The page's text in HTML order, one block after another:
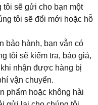
sẽ gửi cho bạn một
tôi sẽ đổi mới hoặc hỗ
bảo hành, bạn vẫn có
tôi sẽ kiểm tra, báo giá,
nhận được hàng bị
vận chuyển.
phẩm hoặc không hài